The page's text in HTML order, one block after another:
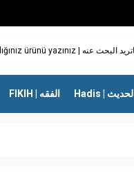
FIKIH | الفقه Hadis | الحديث